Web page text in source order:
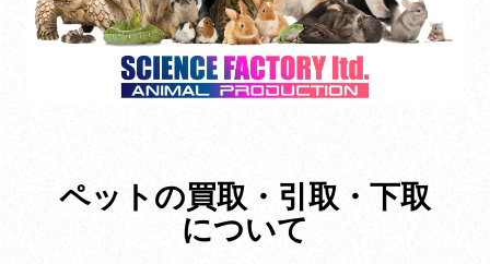
ペットの買取・引取・下取
について